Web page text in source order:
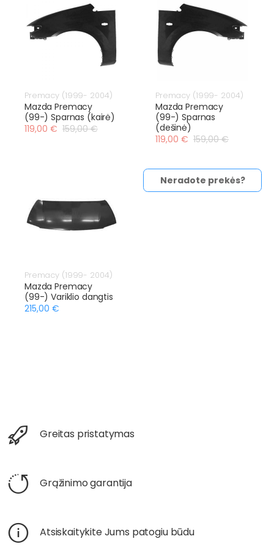
Premacy (1999- 2004)
Mazda Premacy
(99-) Sparnas (kairė)
119,00 € 159,00 €
Premacy (1999- 2004)
Mazda Premacy
(99-) Sparnas
(dešinė)
119,00 € 159,00 €
Premacy (1999- 2004)
Mazda Premacy
(99-) Variklio dangtis
215,00 €
Neradote prekės?
Greitas pristatymas
Grąžinimo garantija
Atsiskaitykite Jums patogiu būdu